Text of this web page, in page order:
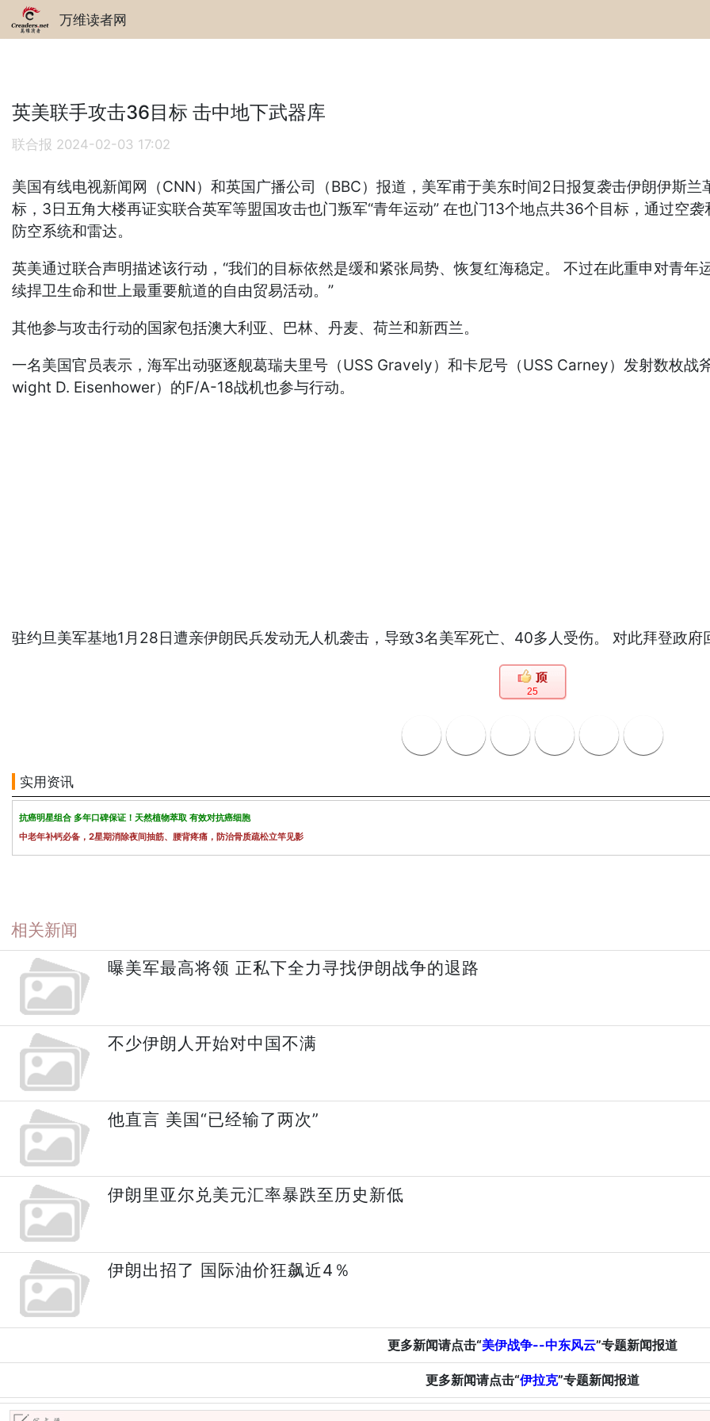
万维读者网
英美联手攻击36目标 击中地下武器库
联合报 2024-02-03 17:02
美国有线电视新闻网（CNN）和英国广播公司（BBC）报道，美军甫于美东时间2日报复袭击伊朗伊斯
标，3日五角大楼再证实联合英军等盟国攻击也门叛军“青年运动” 在也门13个地点共36个目标，通过空
防空系统和雷达。
英美通过联合声明描述该行动，“我们的目标依然是缓和紧张局势、恢复红海稳定。 不过在此重申对青
续捍卫生命和世上最重要航道的自由贸易活动。”
其他参与攻击行动的国家包括澳大利亚、巴林、丹麦、荷兰和新西兰。
一名美国官员表示，海军出动驱逐舰葛瑞夫里号（USS Gravely）和卡尼号（USS Carney）发射数枚战
wight D. Eisenhower）的F/A-18战机也参与行动。
驻约旦美军基地1月28日遭亲伊朗民兵发动无人机袭击，导致3名美军死亡、40多人受伤。 对此拜登政府
25
实用资讯
抗癌明星组合 多年口碑保证！天然植物萃取 有效对抗癌细胞
中老年补钙必备，2星期消除夜间抽筋、腰背疼痛，防治骨质疏松立竿见影
相关新闻
曝美军最高将领 正私下全力寻找伊朗战争的退路
不少伊朗人开始对中国不满
他直言 美国“已经输了两次”
伊朗里亚尔兑美元汇率暴跌至历史新低
伊朗出招了 国际油价狂飙近4％
更多新闻请点击“美伊战争--中东风云”专题新闻报道
更多新闻请点击“伊拉克”专题新闻报道